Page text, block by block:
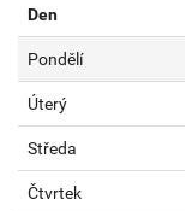
Den
Pondělí
Úterý
Středa
Čtvrtek